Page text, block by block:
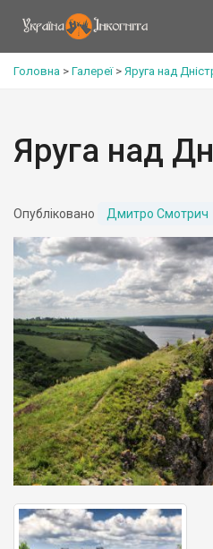
Головна > Галереї> Яруга над
Яруга над
Опубліковано Дмитро Смотрич